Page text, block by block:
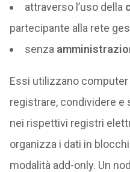
attraverso l’uso della
partecipante alla rete
senza
Essi utilizzano
registrare, condividere
nei rispettivi registri
organizza i dati in
modalità add-only. Un